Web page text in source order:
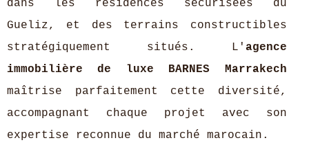
dans les résidences sécurisées du
Gueliz, et des terrains constructibles
stratégiquement situés. L' agence
immobilière de luxe BARNES Marrakech
maîtrise parfaitement cette diversité,
accompagnant chaque projet avec son
expertise reconnue du marché marocain.